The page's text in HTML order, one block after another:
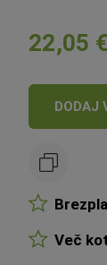
Cena:
22,05 €
DODAJ
Več